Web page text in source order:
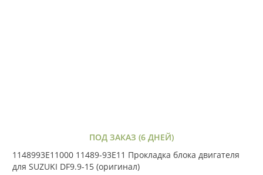
ПОД ЗАКАЗ (6 ДНЕЙ)
1148993E11000 11489-93E11 Прокладка блока двигателя
для SUZUKI DF9.9-15 (оригинал)